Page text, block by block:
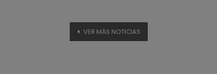
VER MÁS NOTICIAS